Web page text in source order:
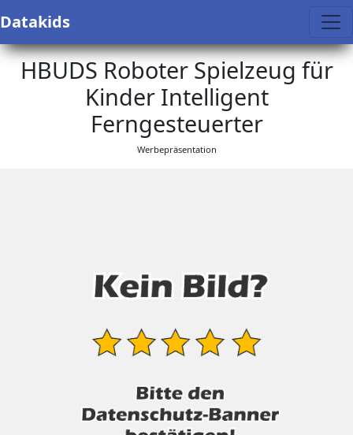
Datakids
HBUDS Roboter Spielzeug für
Kinder Intelligent
Ferngesteuerter
Werbepräsentation